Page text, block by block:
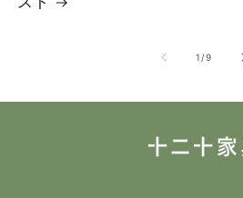
1 /の
9